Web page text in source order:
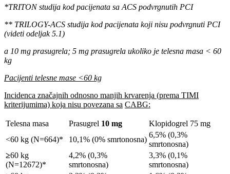
*TRITON studija kod pacijenata sa ACS podvrgnutih PCI
** TRILOGY-ACS studija kod pacijenata koji nisu podvrgnuti PCI
(videti odeljak 5.1)
a 10 mg prasugrela; 5 mg prasugrela ukoliko je telesna masa < 60
kg
Pacijenti telesne mase <60 kg
Incidenca značajnih odnosno manjih krvarenja (prema TIMI
kriterijumima) koja nisu povezana sa CABG:
Telesna masa Prasugrel 10 mg
Klopidogrel 75 mg
<60 kg (N=664)*
10,1% (0% smrtonosna)
6,5% (0,3%
smrtonosna)
≥60 kg
(N=12672)*
4,2% (0,3%
smrtonosna)
3,3% (0,1%
smrtonosna)